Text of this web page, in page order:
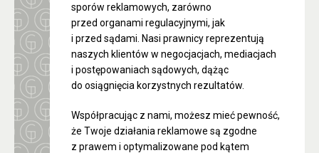
sporów reklamowych, zarówno
przed organami regulacyjnymi, jak
i przed sądami. Nasi prawnicy reprezentują
naszych klientów w negocjacjach, mediacjach
i postępowaniach sądowych, dążąc
do osiągnięcia korzystnych rezultatów.
Współpracując z nami, możesz mieć pewność,
że Twoje działania reklamowe są zgodne
z prawem i optymalizowane pod kątem